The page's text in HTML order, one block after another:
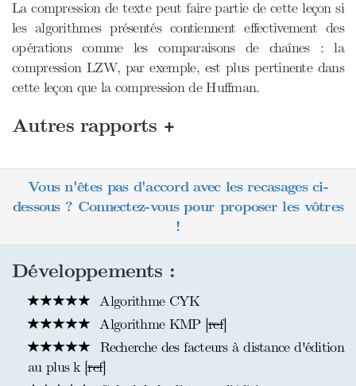
La compression de texte peut faire partie de cette leçon si
les algorithmes présentés contiennent effectivement des
opérations comme les comparaisons de chaînes : la
compression LZW, par exemple, est plus pertinente dans
cette leçon que la compression de Huffman.
Autres rapports +
Vous n'êtes pas d'accord avec les recasages ci-
dessous ? Connectez-vous pour proposer les vôtres
!
Développements :
Algorithme CYK
Algorithme KMP [ref]
Recherche des facteurs à distance d'édition
au plus k [ref]